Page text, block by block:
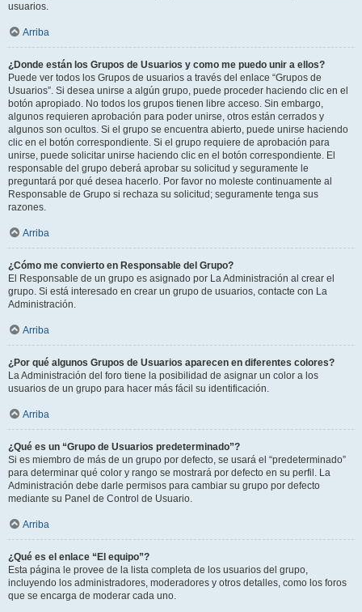
usuarios.
Arriba
¿Donde están los Grupos de Usuarios y como me puedo unir a ellos?
Puede ver todos los Grupos de usuarios a través del enlace “Grupos de
Usuarios”. Si desea unirse a algún grupo, puede proceder haciendo clic en el
botón apropiado. No todos los grupos tienen libre acceso. Sin embargo,
algunos requieren aprobación para poder unirse, otros están cerrados y
algunos son ocultos. Si el grupo se encuentra abierto, puede unirse haciendo
clic en el botón correspondiente. Si el grupo requiere de aprobación para
unirse, puede solicitar unirse haciendo clic en el botón correspondiente. El
responsable del grupo deberá aprobar su solicitud y seguramente le
preguntará por qué desea hacerlo. Por favor no moleste continuamente al
Responsable de Grupo si rechaza su solicitud; seguramente tenga sus
razones.
Arriba
¿Cómo me convierto en Responsable del Grupo?
El Responsable de un grupo es asignado por La Administración al crear el
grupo. Si está interesado en crear un grupo de usuarios, contacte con La
Administración.
Arriba
¿Por qué algunos Grupos de Usuarios aparecen en diferentes colores?
La Administración del foro tiene la posibilidad de asignar un color a los
usuarios de un grupo para hacer más fácil su identificación.
Arriba
¿Qué es un “Grupo de Usuarios predeterminado”?
Si es miembro de más de un grupo por defecto, se usará el “predeterminado”
para determinar qué color y rango se mostrará por defecto en su perfil. La
Administración debe darle permisos para cambiar su grupo por defecto
mediante su Panel de Control de Usuario.
Arriba
¿Qué es el enlace “El equipo”?
Esta página le provee de la lista completa de los usuarios del grupo,
incluyendo los administradores, moderadores y otros detalles, como los foros
que se encarga de moderar cada uno.